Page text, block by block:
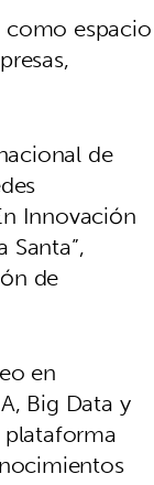
como espacio
de
Innovación
de
en
Big Data y